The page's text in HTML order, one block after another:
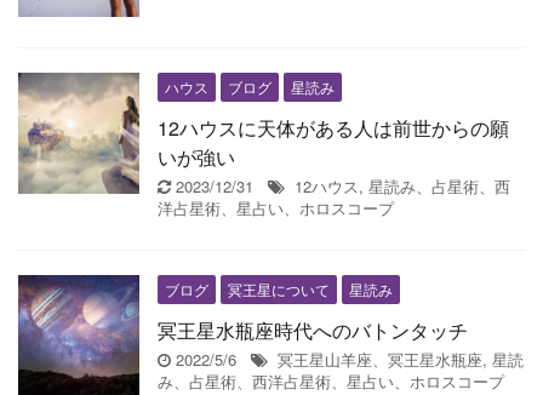
ハウス ブログ 星読み
12ハウスに天体がある人は前世からの願
いが強い
2023/12/31 12ハウス, 星読み、占星術、西
洋占星術、星占い、ホロスコープ
ブログ 冥王星について 星読み
冥王星水瓶座時代へのバトンタッチ
2022/5/6 冥王星山羊座、冥王星水瓶座, 星読
み、占星術、西洋占星術、星占い、ホロスコープ